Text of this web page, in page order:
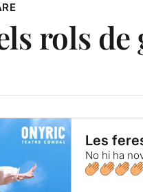
rols de
Les
No hi ha